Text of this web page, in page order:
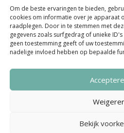
Om de beste ervaringen te bieden,
cookies om informatie over je apparaat
raadplegen. Door in te stemmen met
gegevens zoals surfgedrag of unieke
geen toestemming geeft of uw
nadelige invloed hebben op bepaalde
Bekijk
verzendkosten
Retourneren
Openingstijden
10:00 uur -